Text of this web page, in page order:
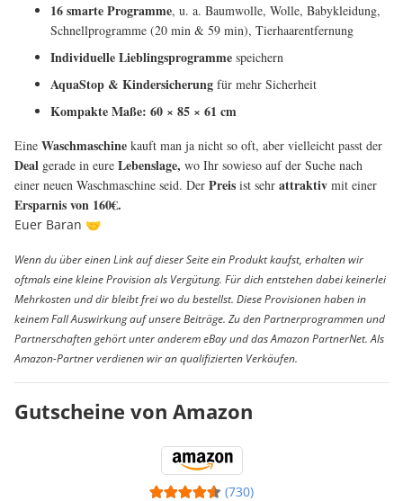
16 smarte Programme, u. a. Baumwolle, Wolle, Babykleidung,
Schnellprogramme (20 min & 59 min), Tierhaarentfernung
Individuelle Lieblingsprogramme speichern
AquaStop & Kindersicherung für mehr Sicherheit
Kompakte Maße: 60 × 85 × 61 cm
Eine Waschmaschine kauft man ja nicht so oft, aber vielleicht passt der
Deal gerade in eure Lebenslage, wo Ihr sowieso auf der Suche nach
einer neuen Waschmaschine seid. Der Preis ist sehr attraktiv mit einer
Ersparnis von 160€.
Euer Baran 🤝
Wenn du über einen Link auf dieser Seite ein Produkt kaufst, erhalten wir
oftmals eine kleine Provision als Vergütung. Für dich entstehen dabei keinerlei
Mehrkosten und dir bleibt frei wo du bestellst. Diese Provisionen haben in
keinem Fall Auswirkung auf unsere Beiträge. Zu den Partnerprogrammen und
Partnerschaften gehört unter anderem eBay und das Amazon PartnerNet. Als
Amazon-Partner verdienen wir an qualifizierten Verkäufen.
Gutscheine von Amazon
(730)